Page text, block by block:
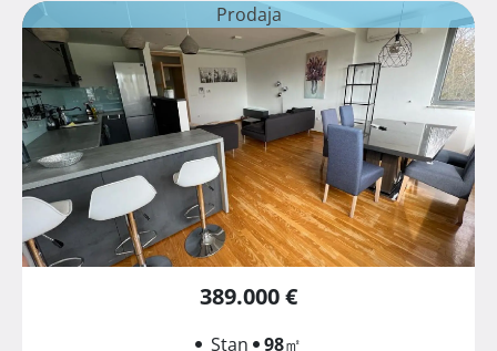
Prodaja
389.000 €
Stan 98㎡